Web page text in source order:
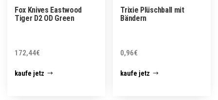
Fox Knives Eastwood
Tiger D2 OD Green
172,44€
kaufe jetz
Trixie Plüschball mit
Bändern
0,96€
kaufe jetz